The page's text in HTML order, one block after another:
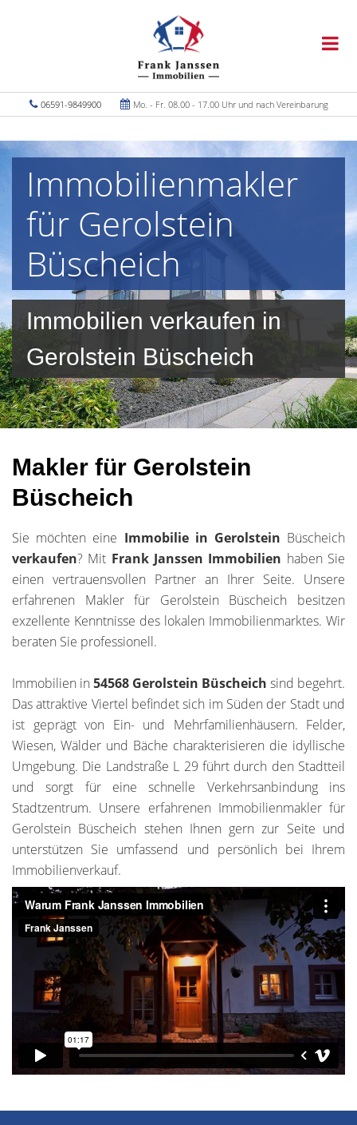
06591-9849900 Mo. - Fr. 08.00 - 17.00 Uhr und nach Vereinbarung
Immobilienmakler
für Gerolstein
Büscheich
Immobilien verkaufen in
Gerolstein Büscheich
Makler für Gerolstein
Büscheich
Sie möchten eine Immobilie in Gerolstein Büscheich
verkaufen? Mit Frank Janssen Immobilien haben Sie
einen vertrauensvollen Partner an Ihrer Seite. Unsere
erfahrenen Makler für Gerolstein Büscheich besitzen
exzellente Kenntnisse des lokalen Immobilienmarktes. Wir
beraten Sie professionell.
Immobilien in 54568 Gerolstein Büscheich sind begehrt.
Das attraktive Viertel befindet sich im Süden der Stadt und
ist geprägt von Ein- und Mehrfamilienhäusern. Felder,
Wiesen, Wälder und Bäche charakterisieren die idyllische
Umgebung. Die Landstraße L 29 führt durch den Stadtteil
und sorgt für eine schnelle Verkehrsanbindung ins
Stadtzentrum. Unsere erfahrenen Immobilienmakler für
Gerolstein Büscheich stehen Ihnen gern zur Seite und
unterstützen Sie umfassend und persönlich bei Ihrem
Immobilienverkauf.